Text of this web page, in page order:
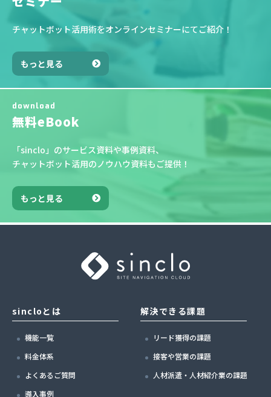
チャットボット活用術をオンラインセミナーにてご紹介！
もっと見る
download
無料eBook
「sinclo」のサービス資料や事例資料、
チャットボット活用のノウハウ資料もご提供！
もっと見る
sincloとは
機能一覧
料金体系
よくあるご質問
導入事例
解決できる課題
リード獲得の課題
接客や営業の課題
人材派遣・人材紹介業の課題